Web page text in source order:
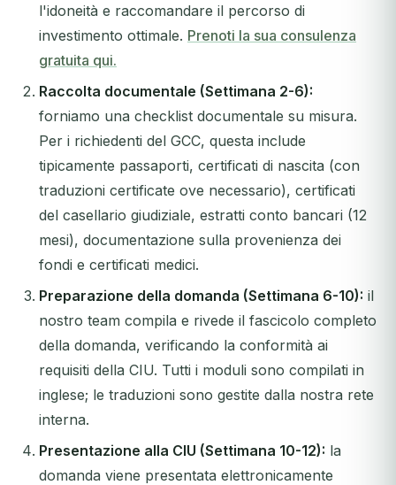
l'idoneità e raccomandare il percorso di
investimento ottimale. Prenoti la sua consulenza
gratuita qui.
Raccolta documentale (Settimana 2-6):
forniamo una checklist documentale su misura.
Per i richiedenti del GCC, questa include
tipicamente passaporti, certificati di nascita (con
traduzioni certificate ove necessario), certificati
del casellario giudiziale, estratti conto bancari (12
mesi), documentazione sulla provenienza dei
fondi e certificati medici.
Preparazione della domanda (Settimana 6-10): il
nostro team compila e rivede il fascicolo completo
della domanda, verificando la conformità ai
requisiti della CIU. Tutti i moduli sono compilati in
inglese; le traduzioni sono gestite dalla nostra rete
interna.
Presentazione alla CIU (Settimana 10-12): la
domanda viene presentata elettronicamente